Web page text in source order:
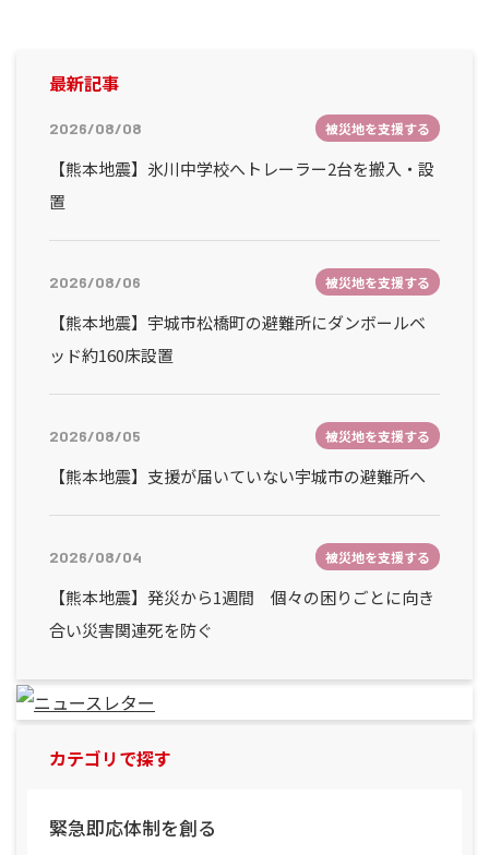
最新記事
2026/08/08 被災地を支援する
【熊本地震】氷川中学校へトレーラー2台を搬入・設
置
2026/08/06 被災地を支援する
【熊本地震】宇城市松橋町の避難所にダンボールベ
ッド約160床設置
2026/08/05 被災地を支援する
【熊本地震】支援が届いていない宇城市の避難所へ
2026/08/04 被災地を支援する
【熊本地震】発災から1週間 個々の困りごとに向き
合い災害関連死を防ぐ
カテゴリで探す
緊急即応体制を創る